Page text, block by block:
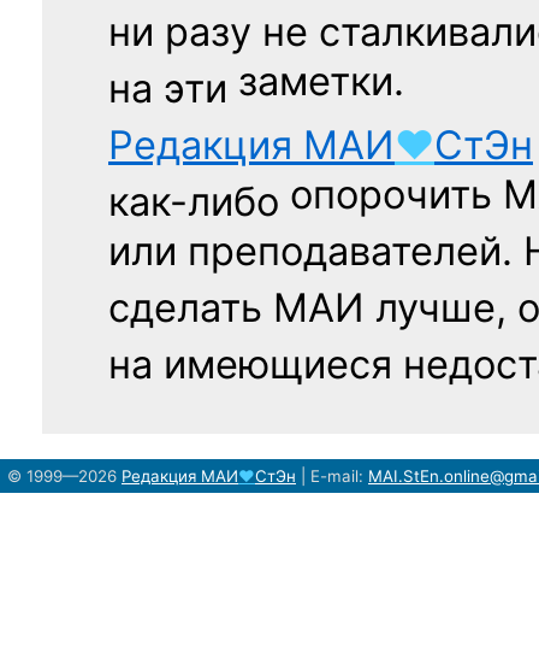
ни разу не
на эти заметки.
Редакция МАИ♥СтЭн
как-либо опорочить
или
сделать МАИ лучше,
на имеющиеся
© 1999—2026 Редакция МАИ♥СтЭн E-mail: